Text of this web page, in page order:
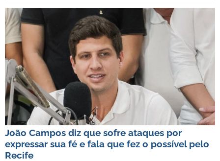
João Campos diz que sofre ataques por
expressar sua fé e fala que fez o possível pelo
Recife